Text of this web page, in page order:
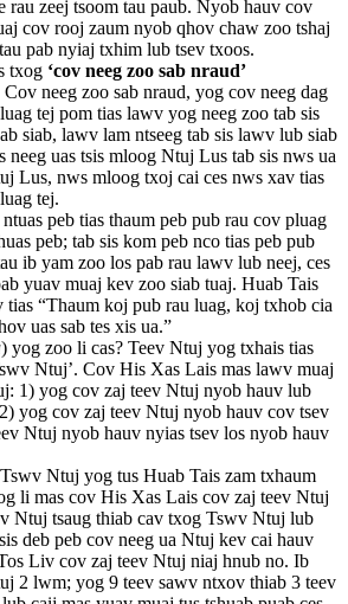
rau zeej tsoom tau paub. Nyob hauv cov
cov rooj zaum nyob qhov chaw zoo tshaj
pab nyiaj txhim lub tsev txoos.
txog ‘cov neeg zoo sab nraud’
Cov neeg zoo sab nraud, yog cov neeg dag
tej pom tias lawv yog neeg zoo tab sis
siab, lawv lam ntseeg tab sis lawv lub siab
neeg uas tsis mloog Ntuj Lus tab sis nws ua
Lus, nws mloog txoj cai ces nws xav tias
tej.
peb tias thaum peb pub rau cov pluag
peb; tab sis kom peb nco tias peb pub
ib yam zoo los pab rau lawv lub neej, ces
yuav muaj kev zoo siab tuaj. Huab Tais
“Thaum koj pub rau luag, koj txhob cia
uas sab tes xis ua.”
) yog zoo li cas? Teev Ntuj yog txhais tias
Ntuj’. Cov His Xas Lais mas lawv muaj
1) yog cov zaj teev Ntuj nyob hauv lub
yog cov zaj teev Ntuj nyob hauv cov tsev
Ntuj nyob hauv nyias tsev los nyob hauv
Ntuj yog tus Huab Tais zam txhaum
li mas cov His Xas Lais cov zaj teev Ntuj
Ntuj tsaug thiab cav txog Tswv Ntuj lub
deb peb cov neeg ua Ntuj kev cai hauv
Liv cov zaj teev Ntuj niaj hnub no. Ib
2 lwm; yog 9 teev sawv ntxov thiab 3 teev